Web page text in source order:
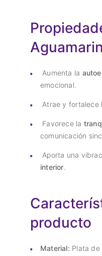
Aumenta la
emocional.
Atrae y fortalece
Favorece la
comunicación
Aporta una
interior.
producto
Material: Plata de